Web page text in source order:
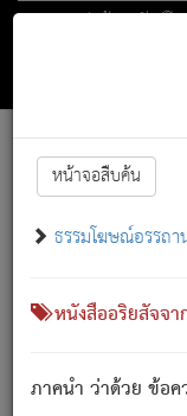
ตอน 1 ว่าด้วย สัตว์โ
หน้าจอสืบค้น
ธรรมโฆษณ์อรรถ
หนังสืออริยสัจจ
ภาคนำ ว่าด้วย ข้อ
Font :15 ]||
สัตว์โลกนี้ เกิดค
เขาสำคัญสิ่งใด โ
(ตามที่เป็นจริง) โด
สัตว์โลกติดข้อง
เป็นอย่างอื่น (จากที่